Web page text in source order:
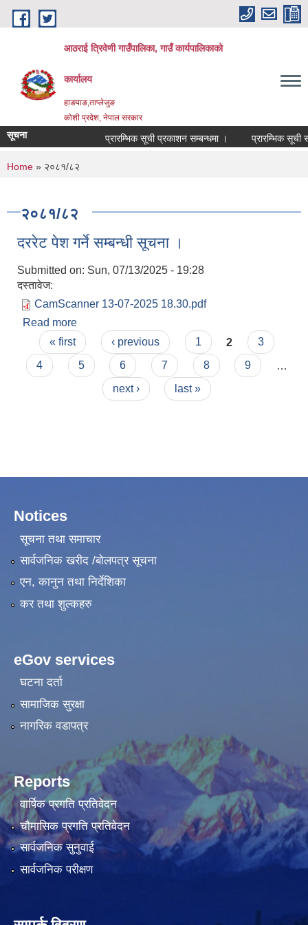
Skip to main content
आठराई त्रिवेणी गाउँपालिका, गाउँ कार्यपालिकाको
कार्यालय
हाङपाङ,ताप्लेजुङ
कोशी प्रदेश, नेपाल सरकार
सूचना प्रारम्भिक सूची प्रकाशन सम्बन्धमा । प्रारम्भिक सूची
You are here
Home » २०८१/८२
२०८१/८२
दररेट पेश गर्ने सम्बन्धी सूचना ।
Submitted on: Sun, 07/13/2025 - 19:28
दस्तावेज:
CamScanner 13-07-2025 18.30.pdf
Read more
Pages
« first ‹ previous 1 2
3
4
5 6 7 8 9
next ›
last »
Notices
सूचना तथा समाचार
सार्वजनिक खरीद /बोलपत्र सूचना
एन, कानुन तथा निर्देशिका
कर तथा शुल्कहरु
eGov services
घटना दर्ता
सामाजिक सुरक्षा
नागरिक वडापत्र
Reports
वार्षिक प्रगति प्रतिवेदन
चौमासिक प्रगति प्रतिवेदन
सार्वजनिक सुनुवाई
सार्वजनिक परीक्षण